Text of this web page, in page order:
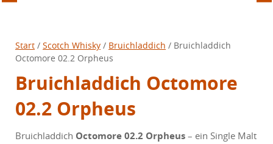
Start / Scotch Whisky / Bruichladdich / Bruichladdich
Octomore 02.2 Orpheus
Bruichladdich Octomore
02.2 Orpheus
Bruichladdich Octomore 02.2 Orpheus – ein Single Malt